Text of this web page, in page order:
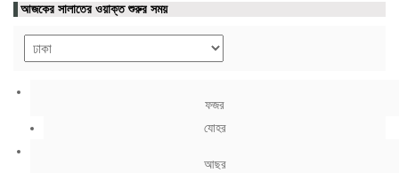
আজকের সালাতের ওয়াক্ত শুরুর সময়
ফজর
যোহর
আছর